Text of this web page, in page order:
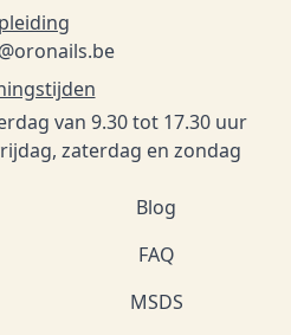
van 9.30 tot 17.30 uur
zaterdag en zondag
Blog
FAQ
MSDS